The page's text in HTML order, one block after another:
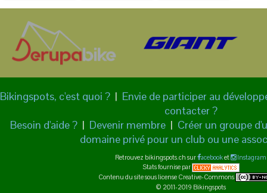
Bikingspots, c'est quoi ? | Envie de participer au
contacter ?
Besoin d'aide ?| Devenir membre| Créer un groupe
domaine privé pour un club ou une
Retrouvez bikingspots.ch sur acebooket
Instagram
Stats fournise par
Contenu du site sous license Creative-Commons
© 2011-2019 Bikingspots